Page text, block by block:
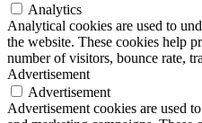
Analytics
Analytical cookies are used to
the website. These cookies help
number of visitors, bounce rate,
Advertisement
Advertisement
Advertisement cookies are used